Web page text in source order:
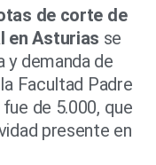
de corte de
en Asturias se
y demanda de
Facultad Padre
de 5.000, que
presente en